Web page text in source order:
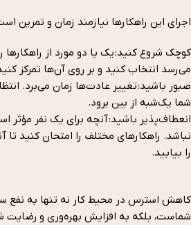
اجرای این راهکارها نیازمند زمان و تمرین
کوچک شروع کنید: یک یا دو مورد از راهکارها
می‌رسد انتخاب کنید و بر روی آن‌ها تمرکز
صبور باشید: تغییر عادت‌ها زمان می‌برد.
شما یک‌شبه از بین برود.
انعطاف‌پذیر باشید: آنچه برای یک نفر مؤثر
نباشد. راهکارهای مختلف را امتحان کنید تا
را بیابید.
کاهش استرس در محیط کار نه تنها به نفع
شماست، بلکه به افزایش بهره‌وری و رضایت